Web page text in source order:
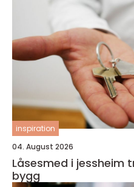
inspiration
04. August 2026
Låsesmed i jessheim trygg sikring av bolig og
bygg